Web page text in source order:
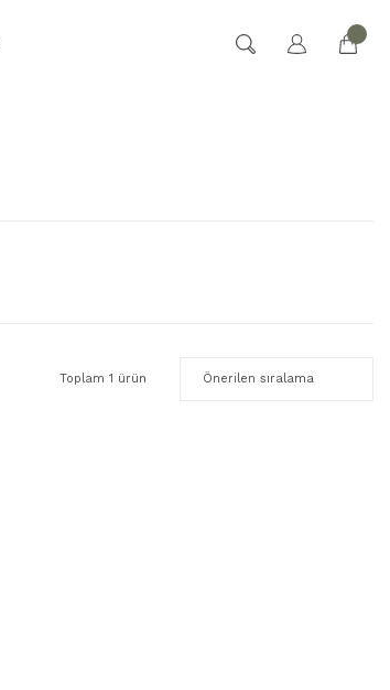
Toplam 1 ürün